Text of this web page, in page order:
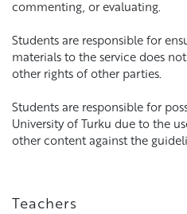
commenting, or evaluating.
Students are responsible for
materials to the service does
other rights of other parties.
Students are responsible for
University of Turku due to the
other content against the
Teachers